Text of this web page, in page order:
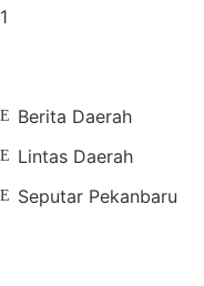
Berita Daerah
Lintas Daerah
Seputar Pekanbaru